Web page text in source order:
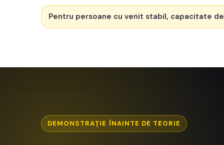
Pentru persoane cu venit stabil, capacitate
DEMONSTRAȚIE ÎNAINTE DE TEORIE